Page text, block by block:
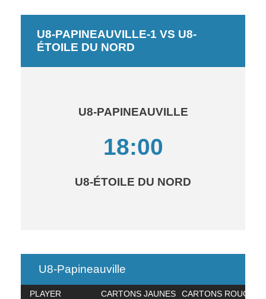
U8-PAPINEAUVILLE-1 VS U8-
ÉTOILE DU NORD
U8-PAPINEAUVILLE
18:00
U8-ÉTOILE DU NORD
U8-Papineauville
PLAYER CARTONS JAUNES CARTONS ROUGES